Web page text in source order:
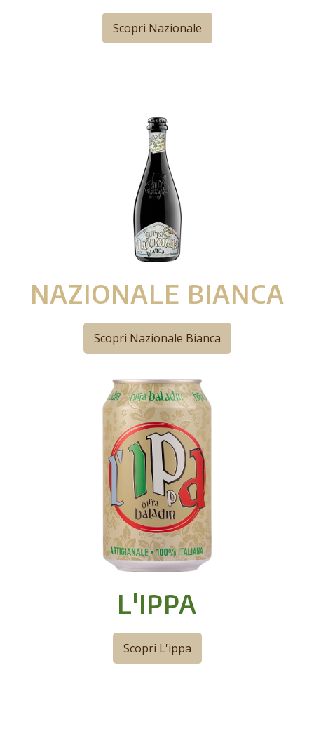
Scopri Nazionale
NAZIONALE BIANCA
Scopri Nazionale Bianca
L'IPPA
Scopri L'ippa